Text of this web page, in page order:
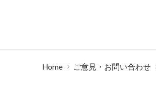
Home ご意見・お問い合わせ